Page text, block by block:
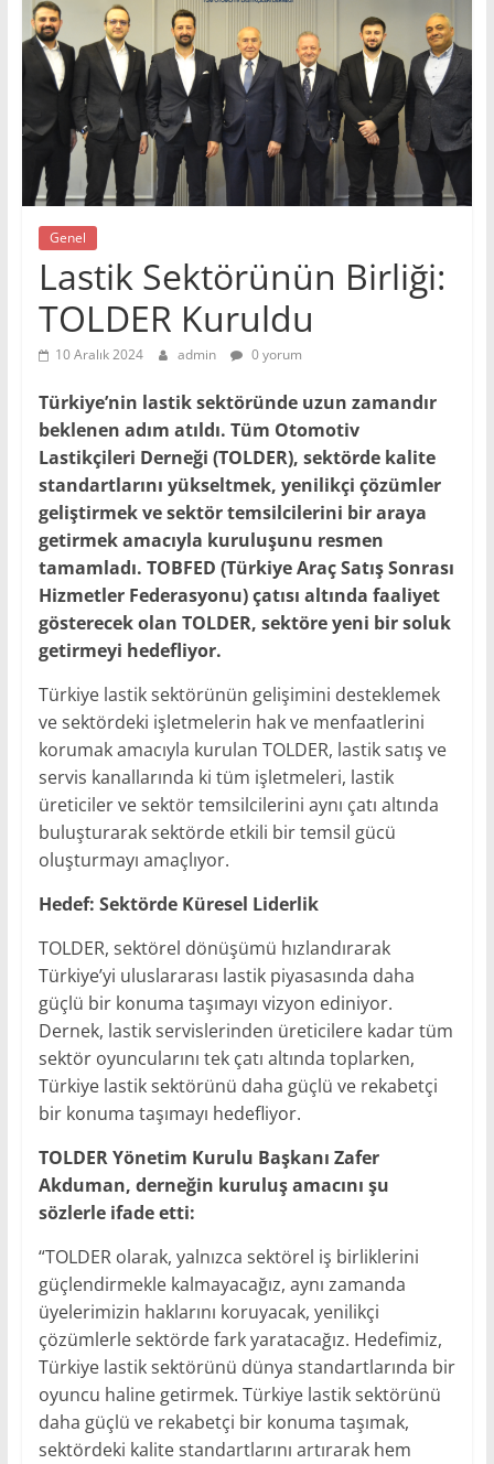
Genel
Lastik Sektörünün Birliği:
TOLDER Kuruldu
10 Aralık 2024 admin 0 yorum
Türkiye’nin lastik sektöründe uzun zamandır
beklenen adım atıldı. Tüm Otomotiv
Lastikçileri Derneği (TOLDER), sektörde kalite
standartlarını yükseltmek, yenilikçi çözümler
geliştirmek ve sektör temsilcilerini bir araya
getirmek amacıyla kuruluşunu resmen
tamamladı. TOBFED (Türkiye Araç Satış Sonrası
Hizmetler Federasyonu) çatısı altında faaliyet
gösterecek olan TOLDER, sektöre yeni bir soluk
getirmeyi hedefliyor.
Türkiye lastik sektörünün gelişimini desteklemek
ve sektördeki işletmelerin hak ve menfaatlerini
korumak amacıyla kurulan TOLDER, lastik satış ve
servis kanallarında ki tüm işletmeleri, lastik
üreticiler ve sektör temsilcilerini aynı çatı altında
buluşturarak sektörde etkili bir temsil gücü
oluşturmayı amaçlıyor.
Hedef: Sektörde Küresel Liderlik
TOLDER, sektörel dönüşümü hızlandırarak
Türkiye’yi uluslararası lastik piyasasında daha
güçlü bir konuma taşımayı vizyon ediniyor.
Dernek, lastik servislerinden üreticilere kadar tüm
sektör oyuncularını tek çatı altında toplarken,
Türkiye lastik sektörünü daha güçlü ve rekabetçi
bir konuma taşımayı hedefliyor.
TOLDER Yönetim Kurulu Başkanı Zafer
Akduman, derneğin kuruluş amacını şu
sözlerle ifade etti:
“TOLDER olarak, yalnızca sektörel iş birliklerini
güçlendirmekle kalmayacağız, aynı zamanda
üyelerimizin haklarını koruyacak, yenilikçi
çözümlerle sektörde fark yaratacağız. Hedefimiz,
Türkiye lastik sektörünü dünya standartlarında bir
oyuncu haline getirmek. Türkiye lastik sektörünü
daha güçlü ve rekabetçi bir konuma taşımak,
sektördeki kalite standartlarını artırarak hem